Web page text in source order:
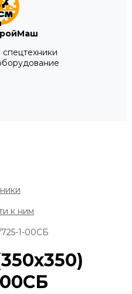
спецтехники
к ним
1-00СБ